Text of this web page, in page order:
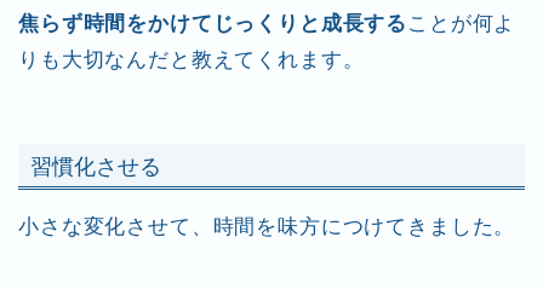
焦らず時間をかけてじっくりと成長する ことが何よ
りも大切なんだと教えてくれます。
習慣化させる
小さな変化させて、時間を味方につけてきました。